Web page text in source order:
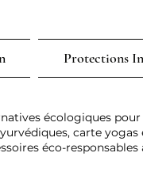
Protections
écologiques
carte
éco-